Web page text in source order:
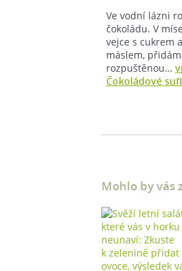
Ve vodní lázni
čokoládu. V
vejce s cukrem
máslem,
rozpuštěnou…
Čokoládové
Mohlo by vás